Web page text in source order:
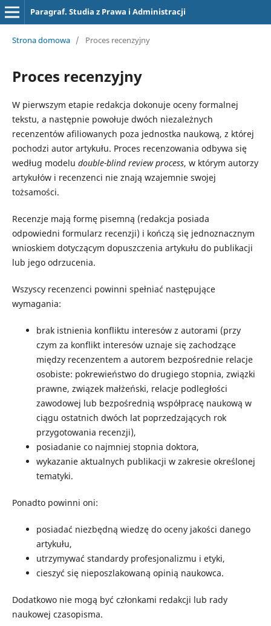
Paragraf. Studia z Prawa i Administracji
Strona domowa / Proces recenzyjny
Proces recenzyjny
W pierwszym etapie redakcja dokonuje oceny formalnej
tekstu, a następnie powołuje dwóch niezależnych
recenzentów afiliowanych poza jednostka naukową, z której
pochodzi autor artykułu. Proces recenzowania odbywa się
według modelu double-blind review process, w którym autorzy
artykułów i recenzenci nie znają wzajemnie swojej
tożsamości.
Recenzje mają formę pisemną (redakcja posiada
odpowiedni formularz recenzji) i kończą się jednoznacznym
wnioskiem dotyczącym dopuszczenia artykułu do publikacji
lub jego odrzucenia.
Wszyscy recenzenci powinni spełniać następujące
wymagania:
brak istnienia konfliktu interesów z autorami (przy
czym za konflikt interesów uznaje się zachodzące
między recenzentem a autorem bezpośrednie relacje
osobiste: pokrewieństwo do drugiego stopnia, związki
prawne, związek małżeński, relacje podległości
zawodowej lub bezpośrednią współpracę naukową w
ciągu ostatnich dwóch lat poprzedzających rok
przygotowania recenzji),
posiadanie co najmniej stopnia doktora,
wykazanie aktualnych publikacji w zakresie określonej
tematyki.
Ponadto powinni oni:
posiadać niezbędną wiedzę do oceny jakości danego
artykułu,
utrzymywać standardy profesjonalizmu i etyki,
cieszyć się nieposzlakowaną opinią naukowca.
Dodatkowo nie mogą być członkami redakcji lub rady
naukowej czasopisma.